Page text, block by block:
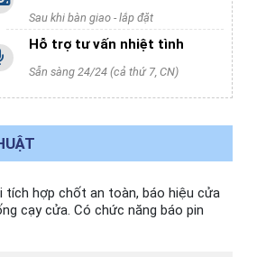
Sau khi bàn giao - lắp đặt
Hỗ trợ tư vấn nhiệt tình
Sẵn sàng 24/24 (cả thứ 7, CN)
tích hợp chốt an toàn, báo hiệu cửa
cạy cửa. Có chức năng báo pin